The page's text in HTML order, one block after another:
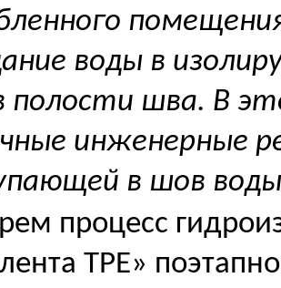
воды в
полости шва. В
инженерные
в шов
процесс
ТРЕ»